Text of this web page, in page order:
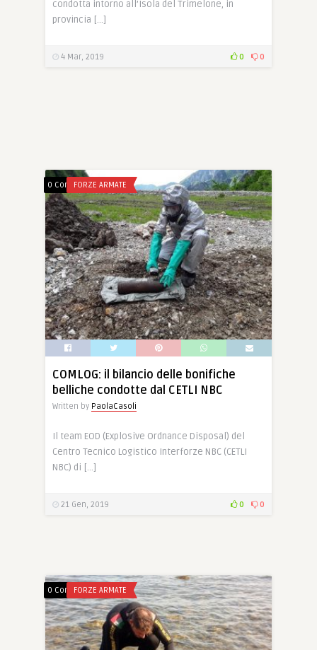
condotta intorno all’Isola del Trimelone, in
provincia […]
4 Mar, 2019 0 0
0 CommentsFORZE ARMATE
COMLOG: il bilancio delle bonifiche
belliche condotte dal CETLI NBC
Written by PaolaCasoli
Il team EOD (Explosive Ordnance Disposal) del
Centro Tecnico Logistico Interforze NBC (CETLI
NBC) di […]
21 Gen, 2019 0 0
0 CommentsFORZE ARMATE